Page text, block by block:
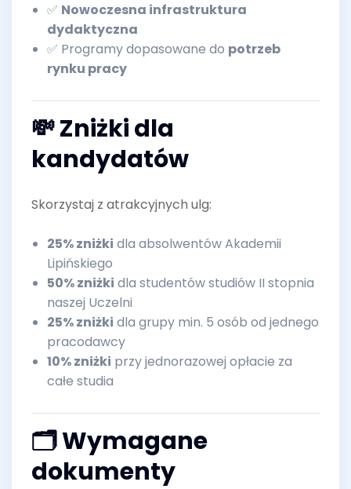
✅ Nowoczesna infrastruktura
dydaktyczna
✅ Programy dopasowane do potrzeb
rynku pracy
💸 Zniżki dla
kandydatów
Skorzystaj z atrakcyjnych ulg:
25% zniżki dla absolwentów Akademii
Lipińskiego
50% zniżki dla studentów studiów II stopnia
naszej Uczelni
25% zniżki dla grupy min. 5 osób od jednego
pracodawcy
10% zniżki przy jednorazowej opłacie za
całe studia
🗂️ Wymagane
dokumenty